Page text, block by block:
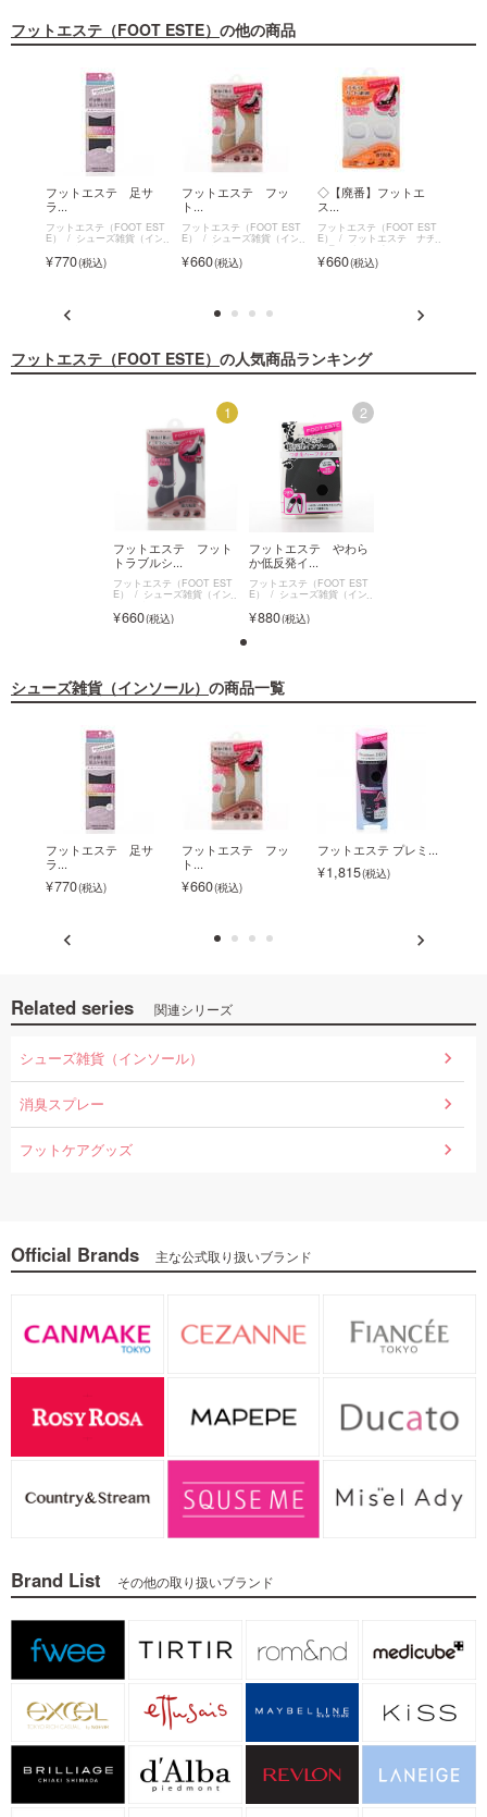
フットエステ（FOOT ESTE） の他の商品
フットエステ 足サ
ラ...
フットエステ（FOOT EST
E） シューズ雑貨（イン
770
フットエステ フッ
ト...
フットエステ（FOOT EST
E） シューズ雑貨（イン
660
◇【廃番】フットエ
ス...
フットエステ（FOOT EST
E） フットエステ ナチ
ュラルジェルインソール
660
フットエステ（FOOT ESTE） の人気商品ランキング
1
フットエステ フット
トラブルシ...
フットエステ（FOOT EST
E） シューズ雑貨（イン
660
2
フットエステ やわら
か低反発イ...
フットエステ（FOOT EST
E） シューズ雑貨（イン
880
シューズ雑貨（インソール） の商品一覧
フットエステ 足サ
ラ...
770
フットエステ フッ
ト...
660
フットエステ プレミ...
1,815
Related series 関連シリーズ
シューズ雑貨（インソール）
消臭スプレー
フットケアグッズ
Official Brands 主な公式取り扱いブランド
Brand List その他の取り扱いブランド